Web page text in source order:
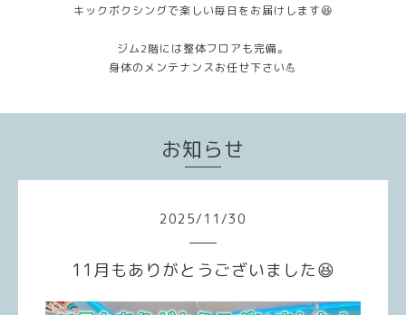
キックボクシングで楽しい毎日をお届けします😆
ジム2階には整体フロアも完備。
身体のメンテナンスお任せ下さい💪
お知らせ
2025/ 11 /30
11月もありがとうございました😆